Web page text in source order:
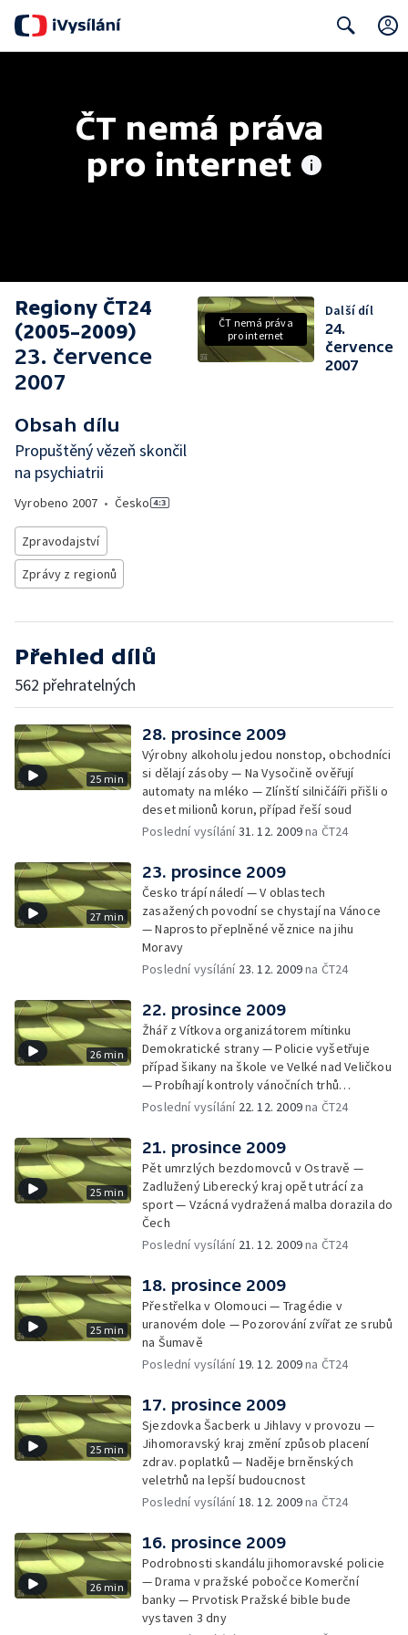
ČT nemá práva
pro internet
Regiony ČT24
(2005–2009)
23. července
2007
Obsah dílu
Propuštěný vězeň skončil
na psychiatrii
Vyrobeno 2007 • Česko
Zpravodajství
Zprávy z regionů
ČT nemá práva
pro internet
Další díl
24.
července
2007
Přehled dílů
562 přehratelných
25 min
28. prosince 2009
Výrobny alkoholu jedou nonstop, obchodníci
si dělají zásoby — Na Vysočině ověřují
automaty na mléko — Zlínští silničáíři přišli o
deset milionů korun, případ řeší soud
Poslední vysílání31. 12. 2009na ČT24
27 min
23. prosince 2009
Česko trápí náledí — V oblastech
zasažených povodní se chystají na Vánoce
— Naprosto přeplněné věznice na jihu
Moravy
Poslední vysílání 23. 12. 2009na ČT24
26 min
22. prosince 2009
Žhář z Vítkova organizátorem mítinku
Demokratické strany — Policie vyšetřuje
případ šikany na škole ve Velké nad Veličkou
— Probíhají kontroly vánočních trhů
inspektory ČIŽP
Poslední vysílání 22. 12. 2009na ČT24
25 min
21. prosince 2009
Pět umrzlých bezdomovců v Ostravě —
Zadlužený Liberecký kraj opět utrácí za
sport — Vzácná vydražená malba dorazila do
Čech
Poslední vysílání 21. 12. 2009na ČT24
25 min
18. prosince 2009
Přestřelka v Olomouci — Tragédie v
uranovém dole — Pozorování zvířat ze srubů
na Šumavě
Poslední vysílání19. 12. 2009na ČT24
25 min
17. prosince 2009
Sjezdovka Šacberk u Jihlavy v provozu —
Jihomoravský kraj změní způsob placení
zdrav. poplatků — Naděje brněnských
veletrhů na lepší budoucnost
Poslední vysílání18. 12. 2009na ČT24
26 min
16. prosince 2009
Podrobnosti skandálu jihomoravské policie
— Drama v pražské pobočce Komerční
banky — Prvotisk Pražské bible bude
vystaven 3 dny